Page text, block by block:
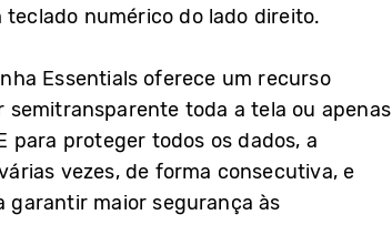
numérico do lado direito.
Essentials oferece um recurso
semitransparente toda a tela ou apenas
para proteger todos os dados, a
vezes, de forma consecutiva, e
garantir maior segurança às